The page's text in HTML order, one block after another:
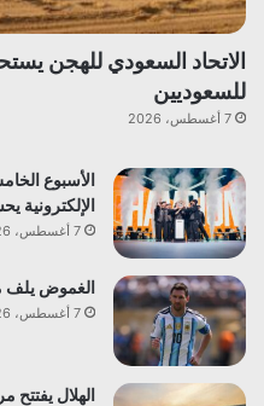
الاتحاد السعودي للهجن
للسعوديين
7 أغسطس، 2026
الأسبوع
الإلكترونية يحسم
7 أغسطس، 2026
الغموض يلف
7 أغسطس، 2026
الهلال يفتتح